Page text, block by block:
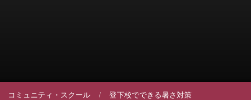
コミュニティ・スクール 登下校でできる暑さ対策